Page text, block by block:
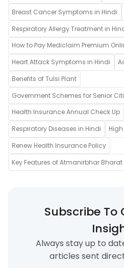
Breast Cancer Symptoms in Hindi
Respiratory Allergy Treatment in
How to Pay Mediclaim Premium
Heart Attack Symptoms in Hindi
Benefits of Tulsi Plant
Government Schemes for Senior
Health Insurance Annual Check Up
Respiratory Diseases in Hindi
Renew Health Insurance Policy
Key Features of Atmanirbhar Bharat
Subscribe To
Always stay up to
articles sent